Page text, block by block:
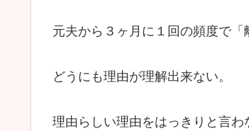
元夫から３ヶ月に１回の頻度で「
どうにも理由が理解出来ない。
理由らしい理由をはっきりと言わ